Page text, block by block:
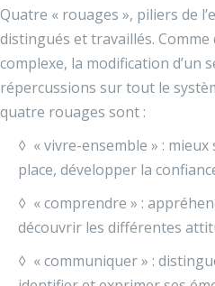
Quatre « rouages », piliers de
distingués et travaillés. Comme
complexe, la modification d’un
répercussions sur tout le
quatre rouages sont :
◊ « vivre-ensemble » :
place, développer la
◊ « comprendre » :
découvrir les différentes
◊ « communiquer » :